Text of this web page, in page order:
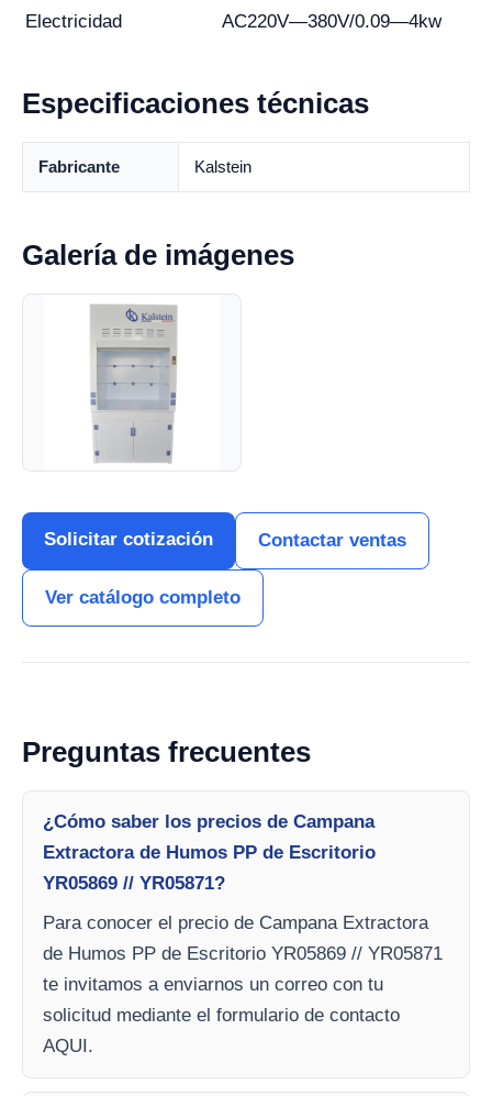
Electricidad AC220V—380V/0.09—4kw
Especificaciones técnicas
Fabricante Kalstein
Galería de imágenes
Solicitar cotización Contactar ventas
Ver catálogo completo
Preguntas frecuentes
¿Cómo saber los precios de Campana
Extractora de Humos PP de Escritorio
YR05869 // YR05871?
Para conocer el precio de Campana Extractora
de Humos PP de Escritorio YR05869 // YR05871
te invitamos a enviarnos un correo con tu
solicitud mediante el formulario de contacto
AQUI.